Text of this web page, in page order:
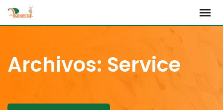
Saltar
Archivos: Service